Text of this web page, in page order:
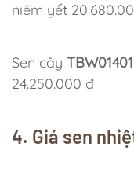
niêm yết
Sen cây
24.250.000 đ
4. Giá sen